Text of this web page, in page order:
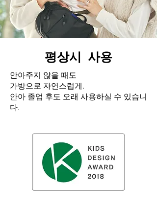
평상시 사용
안아주지 않을 때도
가방으로 자연스럽게.
안아 졸업 후도 오래 사용하실 수 있습니
다.